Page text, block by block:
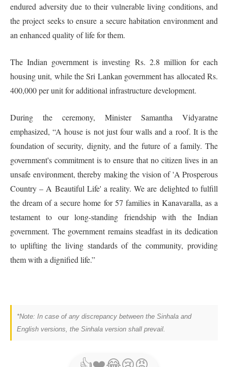
endured adversity due to their vulnerable living conditions, and
the project seeks to ensure a secure habitation environment and
an enhanced quality of life for them.
The Indian government is investing Rs. 2.8 million for each
housing unit, while the Sri Lankan government has allocated Rs.
400,000 per unit for additional infrastructure development.
During the ceremony, Minister Samantha Vidyaratne
emphasized, “A house is not just four walls and a roof. It is the
foundation of security, dignity, and the future of a family. The
government's commitment is to ensure that no citizen lives in an
unsafe environment, thereby making the vision of 'A Prosperous
Country – A Beautiful Life' a reality. We are delighted to fulfill
the dream of a secure home for 57 families in Kanavaralla, as a
testament to our long-standing friendship with the Indian
government. The government remains steadfast in its dedication
to uplifting the living standards of the community, providing
them with a dignified life.”
*Note: In case of any discrepancy between the Sinhala and
English versions, the Sinhala version shall prevail.